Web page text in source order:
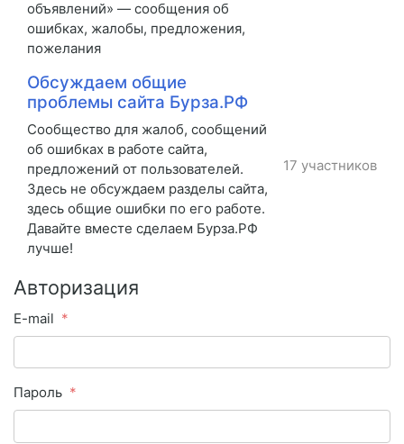
объявлений» — сообщения об
ошибках, жалобы, предложения,
пожелания
Обсуждаем общие
проблемы сайта Бурза.РФ
Сообщество для жалоб, сообщений
об ошибках в работе сайта,
предложений от пользователей.
Здесь не обсуждаем разделы сайта,
здесь общие ошибки по его работе.
Давайте вместе сделаем Бурза.РФ
лучше!
17 участников
Авторизация
E-mail
Пароль